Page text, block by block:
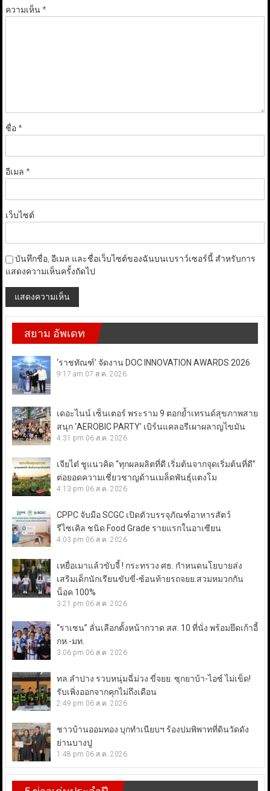
ความเห็น*
ชื่อ*
อีเมล *
เว็บไซต์
บันทึกชื่อ, อีเมล และชื่อเว็บไซต์ของฉันบนเบราว์เซอร์นี้ สำหรับการ
แสดงความเห็นครั้งถัดไป
สยาม อัพเดท
‘ราชทัณฑ์’ จัดงาน DOC INNOVATION AWARDS 2026
9:17 am 07 ส.ค. 2026
เดอะไนน์ เซ็นเตอร์ พระราม 9 ตอกย้ำเทรนด์สุขภาพสาย
สนุก ‘AEROBIC PARTY’ เบิร์นแคลอรีเผาผลาญไขมัน
4:31 pm 06 ส.ค. 2026
เจียไต๋ ชูแนวคิด “ทุกผลผลิตที่ดี เริ่มต้นจากจุดเริ่มต้นที่ดี”
ต่อยอดความเชี่ยวชาญด้านเมล็ดพันธุ์แตงโม
4:13 pm 06 ส.ค. 2026
CPPC จับมือ SCGC เปิดตัวบรรจุภัณฑ์อาหารสัตว์
รีไซเคิล ชนิด Food Grade รายแรกในอาเซียน
4:03 pm 06 ส.ค. 2026
เหยื่อเมาแล้วขับจี้ ! กระทรวง ศธ. กำหนดนโยบายส่ง
เสริมเด็กนักเรียนขับขี่-ซ้อนท้ายรถจยย.สวมหมวกกัน
น็อค 100%
3:21 pm 06 ส.ค. 2026
“ราเชน” ลั่นเลือกตั้งหน้ากวาด สส. 10 ที่นั่ง พร้อมยึดเก้าอี้
กห.-มท.
3:06 pm 06 ส.ค. 2026
ทล.ลำปาง รวบหนุ่มฉี่ม่วง ขี่จยย. ซุกยาบ้า-ไอซ์ ไม่เข็ด!
รับเพิ่งออกจากคุกไม่ถึงเดือน
2:49 pm 06 ส.ค. 2026
ชาวบ้านออมทอง บุกทำเนียบฯ ร้องปมพิพาทที่ดินวัดดัง
ย่านบางปู
1:48 pm 06 ส.ค. 2026